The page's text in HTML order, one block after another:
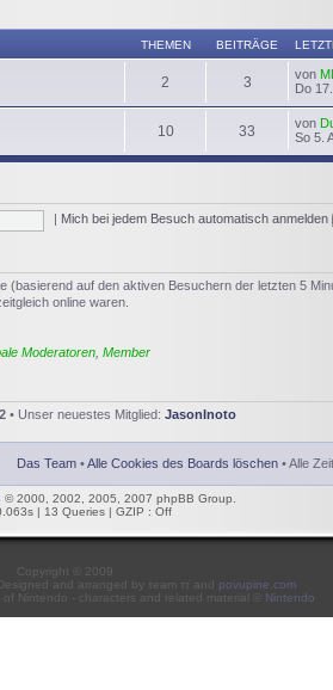
THEMEN BEITRÄGE
2 3 von
Do
10 33 von
So 5.
Mich bei jedem Besuch automatisch anmelden
(basierend auf den aktiven Besuchern der letzten 5
online waren.
Moderatoren Member
• Unser neuestes Mitglied: JasonInoto
Das Team •Alle Cookies des Boards löschen • Alle
© 2000, 2002, 2005, 2007 phpBB Group.
| 13 Queries | GZIP : Off
Copyright © 2009
and arranged by τeam ττ and povupine.com
Nintendo - characters and related material © Nintendo